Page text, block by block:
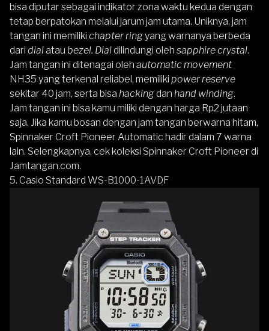
bisa diputar sebagai indikator zona waktu kedua dengan
tetap berpatokan melalui jarum jam utama. Uniknya, jam
tangan ini memiliki chapter ringyang warnanya berbeda
dari dialatau bezel. Dialdilindungi oleh sapphire crystal.
Jam tangan ini ditenagai oleh automatic movement
NH35 yang terkenal reliabel, memiliki power reserve
sekitar 40 jam, serta bisa hackingdan hand winding.
Jam tangan ini bisa kamu miliki dengan harga Rp2 jutaan
saja. Jika kamu bosan dengan jam tangan berwarna hitam,
Spinnaker Croft Pioneer Automatic hadir dalam 7 warna
lain. Selengkapnya, cek koleksi Spinnaker Croft Pioneer di
Jamtangan.com.
5. Casio Standard WS-B1000-1AVDF